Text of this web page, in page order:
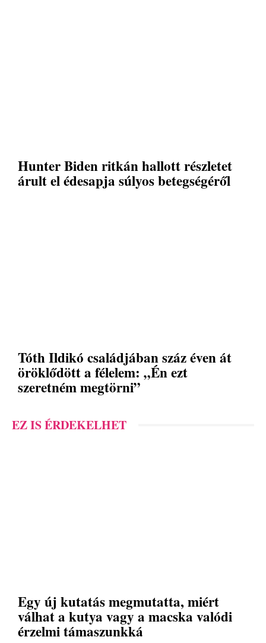
Hunter Biden ritkán hallott részletet
árult el édesapja súlyos betegségéről
Tóth Ildikó családjában száz éven át
öröklődött a félelem: „Én ezt
szeretném megtörni”
EZ IS ÉRDEKELHET
Egy új kutatás megmutatta, miért
válhat a kutya vagy a macska valódi
érzelmi támaszunkká